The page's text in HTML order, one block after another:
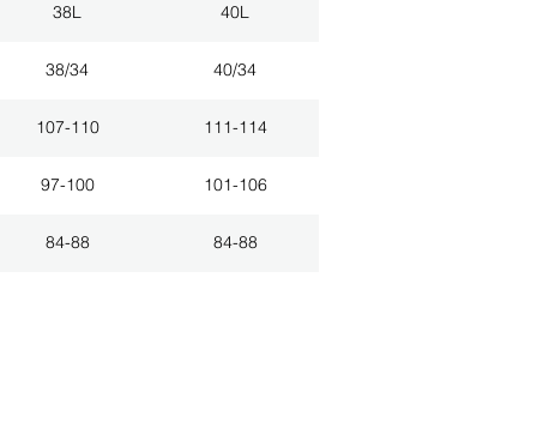
38L 40L
38/34 40/34
107-110 111-114
97-100 101-106
84-88 84-88